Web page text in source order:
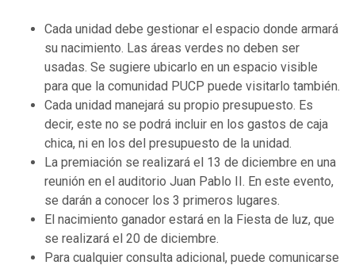
Cada unidad debe gestionar el espacio donde armará
su nacimiento. Las áreas verdes no deben ser
usadas. Se sugiere ubicarlo en un espacio visible
para que la comunidad PUCP puede visitarlo también.
Cada unidad manejará su propio presupuesto. Es
decir, este no se podrá incluir en los gastos de caja
chica, ni en los del presupuesto de la unidad.
La premiación se realizará el 13 de diciembre en una
reunión en el auditorio Juan Pablo II. En este evento,
se darán a conocer los 3 primeros lugares.
El nacimiento ganador estará en la Fiesta de luz, que
se realizará el 20 de diciembre.
Para cualquier consulta adicional, puede comunicarse